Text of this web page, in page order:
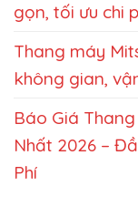
gọn, tối ưu chi
Thang máy
không gian,
Báo Giá
Nhất 2026 –
Phí